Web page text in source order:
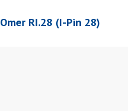
Omer RI.28 (I-Pin 28)